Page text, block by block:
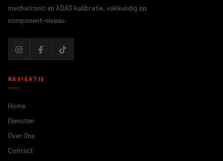
mechatronic en ADAS kalibratie, vakkundig op
component-niveau.
NAVIGATIE
Home
Diensten
Over Ons
Contact